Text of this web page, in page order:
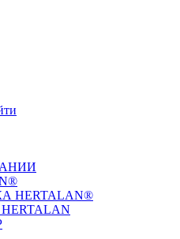
HERTALAN®